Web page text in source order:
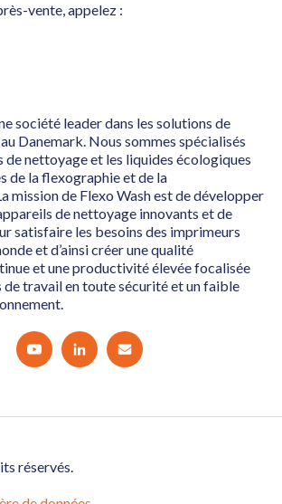
vente, appelez :
société leader dans les solutions de
Danemark. Nous sommes spécialisés
de nettoyage et les liquides écologiques
de la flexographie et de la
mission de Flexo Wash est de développer
de nettoyage innovants et de
satisfaire les besoins des imprimeurs
et d’ainsi créer une qualité
et une productivité élevée focalisée
de travail en toute sécurité et un faible
réservés.